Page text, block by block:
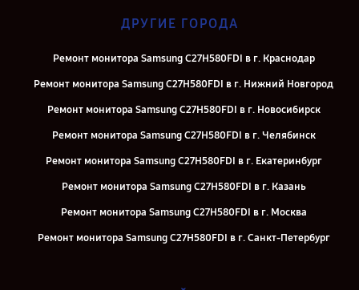
ДРУГИЕ ГОРОДА
Ремонт монитора Samsung C27H580FDI в г. Краснодар
Ремонт монитора Samsung C27H580FDI в г. Нижний Новгород
Ремонт монитора Samsung C27H580FDI в г. Новосибирск
Ремонт монитора Samsung C27H580FDI в г. Челябинск
Ремонт монитора Samsung C27H580FDI в г. Екатеринбург
Ремонт монитора Samsung C27H580FDI в г. Казань
Ремонт монитора Samsung C27H580FDI в г. Москва
Ремонт монитора Samsung C27H580FDI в г. Санкт-Петербург